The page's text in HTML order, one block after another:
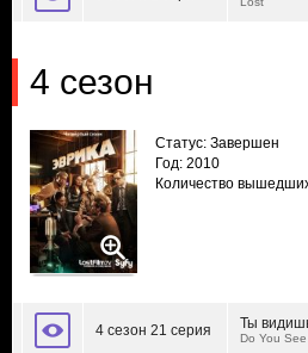
4 сезон
Статус: Завершен
Год: 2010
Количество
4 сезон 21 серия Ты
Do You